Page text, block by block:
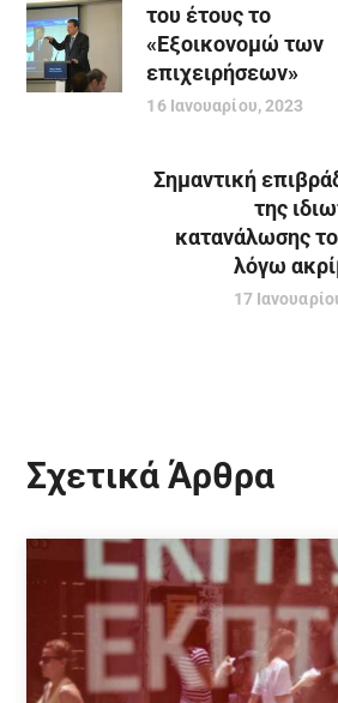
του έτους το
«Εξοικονομώ των
επιχειρήσεων»
16 Ιανουαρίου, 2023
Σημαντική
της
κατανάλωσης
λόγω
17
Σχετικά Άρθρα